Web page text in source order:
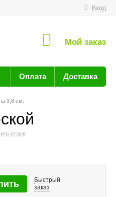
Вход
0 Мой заказ
Оплата Доставка
3,8 см.
отзыв
Быстрый
заказ